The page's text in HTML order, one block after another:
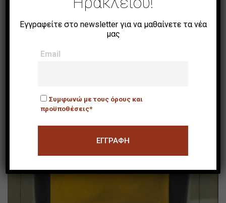
Γυναίκα Καθήμενη
Εγγραφείτε στο newsletter για να μαθαίνετε τα νέα
μας
Email
Συμφωνώ με τους όρους και
προϋποθέσεις*